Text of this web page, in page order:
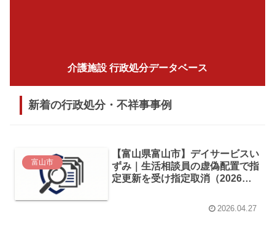
介護施設 行政処分データベース
新着の行政処分・不祥事事例
富山市
【富山県富山市】デイサービスい
ずみ｜生活相談員の虚偽配置で指
定更新を受け指定取消（2026年4
2026.04.27